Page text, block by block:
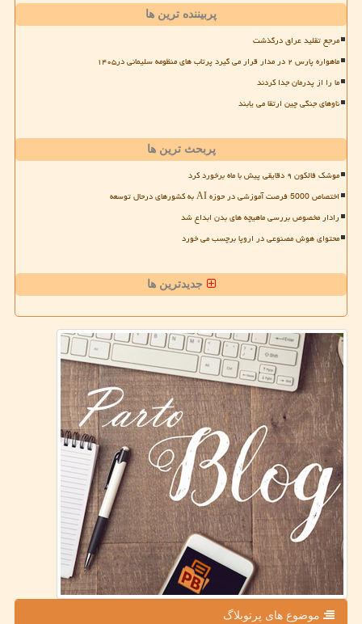
پربیننده ترین ها
مرجع تقلید عراق درگذشت
ماهواره پارس ۲ در مدار قرار می گیرد پرتاب های منظومه سلیمانی در۱۴۰۵
ما را از پدرمان جدا کردند
ناوهای جنگی چین ارتقا می یابند
پربحث ترین ها
موشک فالکون ۹ دقایقی پیش با ماه برخورد کرد
اختصاص 5000 فرصت آموزشی در حوزه AI به کشورهای درحال توسعه
رادار مخصوص بررسی ماهیچه های بدن ابداع شد
محتوای هوش مصنوعی در اروپا برچسب می خورد
جدیدترین ها
موضوع های پرتوبلاگ